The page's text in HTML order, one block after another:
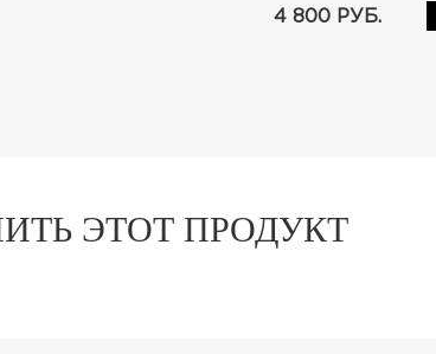
004 POODLE
4 800 РУБ.
ЭТОТ ПРОДУКТ